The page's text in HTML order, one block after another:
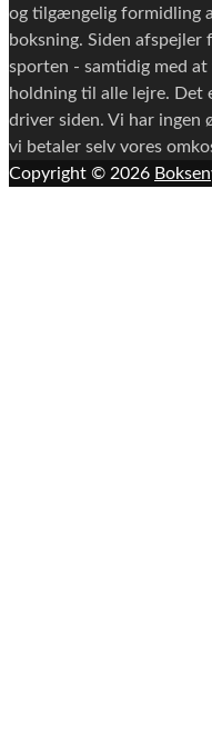
og tilgængelig formidling
boksning. Siden
sporten - samtidig med
holdning til alle lejre. Det
driver siden. Vi har ingen
vi betaler selv vores
Copyright © 2026